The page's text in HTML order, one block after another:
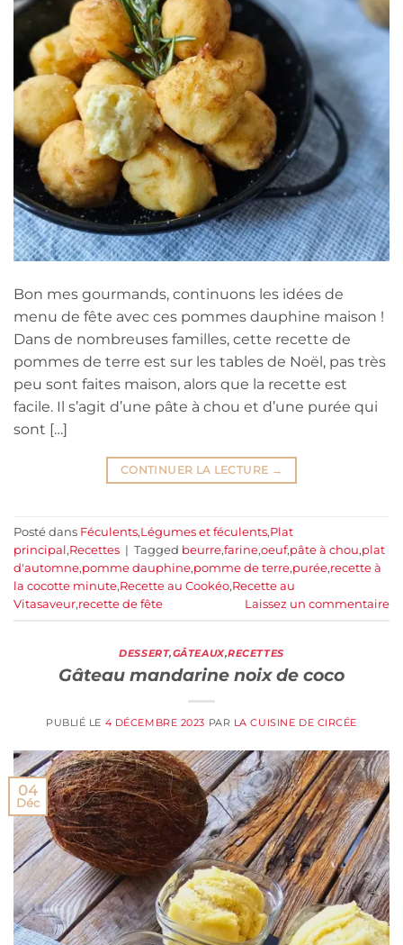
Bon mes gourmands, continuons les idées de
menu de fête avec ces pommes dauphine maison !
Dans de nombreuses familles, cette recette de
pommes de terre est sur les tables de Noël, pas très
peu sont faites maison, alors que la recette est
facile. Il s’agit d’une pâte à chou et d’une purée qui
sont […]
CONTINUER LA LECTURE →
Posté dans Féculents,Légumes et féculents,Plat
principal,Recettes | Tagged beurre,farine,oeuf,pâte à chou,plat
d'automne,pomme dauphine,pomme de terre,purée,recette à
la cocotte minute,Recette au Cookéo,Recette au
Vitasaveur,recette de fête Laissez un commentaire
DESSERT,GÂTEAUX,RECETTES
Gâteau mandarine noix de coco
PUBLIÉ LE 4 DÉCEMBRE 2023 PAR LA CUISINE DE CIRCÉE
04
Déc